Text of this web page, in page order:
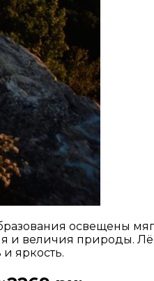
освещены
и величия природы.
яркость.